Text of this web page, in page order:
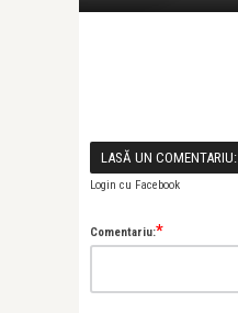
LASĂ UN COMENTARIU:
Login cu Facebook
Comentariu:*